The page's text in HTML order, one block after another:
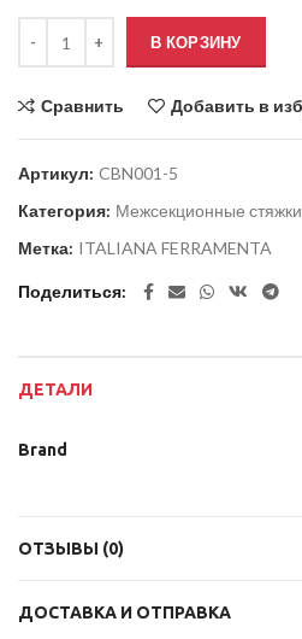
В КОРЗИНУ
Сравнить Добавить в
Артикул: CBN001-5
Категория: Межсекционные стяжки
Метка: ITALIANA FERRAMENTA
Поделиться
ДЕТАЛИ
Brand
ОТЗЫВЫ (0)
ДОСТАВКА И ОТПРАВКА